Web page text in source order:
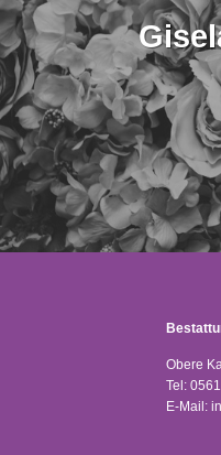
Obere
Tel:
E-Mail: